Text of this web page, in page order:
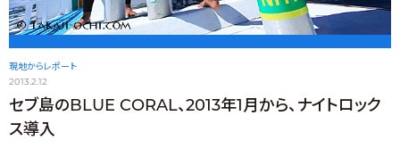
現地からレポート
2013.2.12
セブ島のBLUE CORAL、2013年1月から、ナイトロック
ス導入